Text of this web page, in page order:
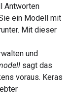
Antworten
ein Modell mit
Mit dieser
und
sagt das
voraus. Keras